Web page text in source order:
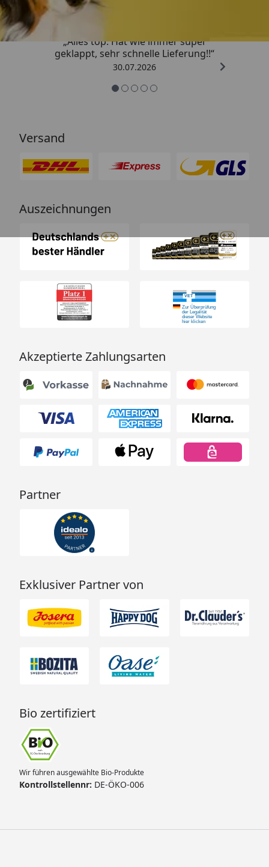
„Alles top. Hat wie immer super
geklappt, sehr schnelle Lieferung!!“
30.07.2026
Versand
Auszeichnungen
Akzeptierte Zahlungsarten
Partner
Exklusiver Partner von
Bio zertifiziert
Wir führen ausgewählte Bio-Produkte
Kontrollstellennr: DE-ÖKO-006